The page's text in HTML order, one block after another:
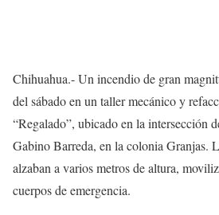
Chihuahua.- Un incendio de gran
del sábado en un taller mecánico y
“Regalado”, ubicado en la intersección
Gabino Barreda, en la colonia Granjas.
alzaban a varios metros de altura,
cuerpos de emergencia.